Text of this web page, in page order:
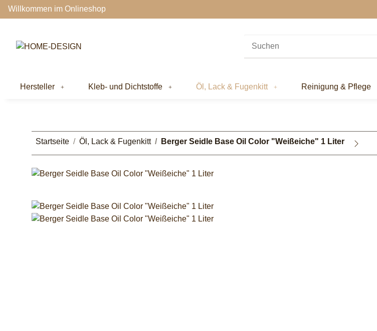
Willkommen im Onlineshop
Hersteller Kleb- und Dichtstoffe Öl, Lack & Fugenkitt Reinigung & Pflege
Startseite Öl, Lack & Fugenkitt Berger Seidle Base Oil Color "Weißeiche" 1 Liter